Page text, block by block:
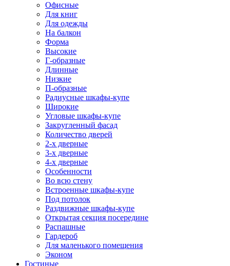
Офисные
Для книг
Для одежды
На балкон
Форма
Высокие
Г-образные
Длинные
Низкие
П-образные
Радиусные шкафы-купе
Широкие
Угловые шкафы-купе
Закругленный фасад
Количество дверей
2-х дверные
3-х дверные
4-х дверные
Особенности
Во всю стену
Встроенные шкафы-купе
Под потолок
Раздвижные шкафы-купе
Открытая секция посередине
Распашные
Гардероб
Для маленького помещения
Эконом
Гостиные